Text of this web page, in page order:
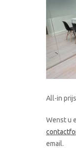
All-in
Wenst u
email.